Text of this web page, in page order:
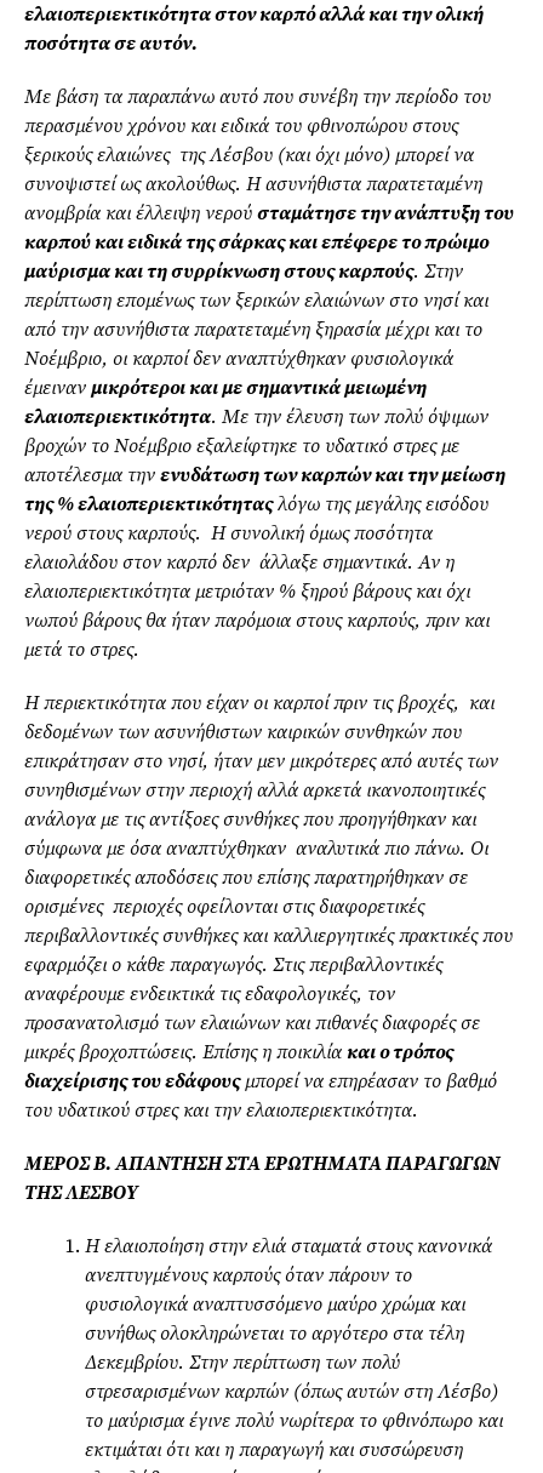
ελαιοπεριεκτικότητα στον καρπό αλλά και την ολική
ποσότητα σε αυτόν.
Με βάση τα παραπάνω αυτό που συνέβη την περίοδο του
περασμένου χρόνου και ειδικά του φθινοπώρου στους
ξερικούς ελαιώνες της Λέσβου (και όχι μόνο) μπορεί να
συνοψιστεί ως ακολούθως. Η ασυνήθιστα παρατεταμένη
ανομβρία και έλλειψη νερού σταμάτησε την ανάπτυξη του
καρπού και ειδικά της σάρκας και επέφερε το πρώιμο
μαύρισμα και τη συρρίκνωση στους καρπούς. Στην
περίπτωση επομένως των ξερικών ελαιώνων στο νησί και
από την ασυνήθιστα παρατεταμένη ξηρασία μέχρι και το
Νοέμβριο, οι καρποί δεν αναπτύχθηκαν φυσιολογικά
έμειναν μικρότεροι και με σημαντικά μειωμένη
ελαιοπεριεκτικότητα. Με την έλευση των πολύ όψιμων
βροχών το Νοέμβριο εξαλείφτηκε το υδατικό στρες με
αποτέλεσμα την ενυδάτωση των καρπών και την μείωση
της % ελαιοπεριεκτικότηταςλόγω της μεγάλης εισόδου
νερού στους καρπούς. Η συνολική όμως ποσότητα
ελαιολάδου στον καρπό δεν άλλαξε σημαντικά. Αν η
ελαιοπεριεκτικότητα μετριόταν % ξηρού βάρους και όχι
νωπού βάρους θα ήταν παρόμοια στους καρπούς, πριν και
μετά το στρες.
Η περιεκτικότητα που είχαν οι καρποί πριν τις βροχές, και
δεδομένων των ασυνήθιστων καιρικών συνθηκών που
επικράτησαν στο νησί, ήταν μεν μικρότερες από αυτές των
συνηθισμένων στην περιοχή αλλά αρκετά ικανοποιητικές
ανάλογα με τις αντίξοες συνθήκες που προηγήθηκαν και
σύμφωνα με όσα αναπτύχθηκαν αναλυτικά πιο πάνω. Οι
διαφορετικές αποδόσεις που επίσης παρατηρήθηκαν σε
ορισμένες περιοχές οφείλονται στις διαφορετικές
περιβαλλοντικές συνθήκες και καλλιεργητικές πρακτικές που
εφαρμόζει ο κάθε παραγωγός. Στις περιβαλλοντικές
αναφέρουμε ενδεικτικά τις εδαφολογικές, τον
προσανατολισμό των ελαιώνων και πιθανές διαφορές σε
μικρές βροχοπτώσεις. Επίσης η ποικιλία και ο τρόπος
διαχείρισης του εδάφουςμπορεί να επηρέασαν το βαθμό
του υδατικού στρες και την ελαιοπεριεκτικότητα.
ΜΕΡΟΣ Β. ΑΠΑΝΤΗΣΗ ΣΤΑ ΕΡΩΤΗΜΑΤΑ ΠΑΡΑΓΩΓΩΝ
ΤΗΣ ΛΕΣΒΟΥ
Η ελαιοποίηση στην ελιά σταματά στους κανονικά
ανεπτυγμένους καρπούς όταν πάρουν το
φυσιολογικά αναπτυσσόμενο μαύρο χρώμα και
συνήθως ολοκληρώνεται το αργότερο στα τέλη
Δεκεμβρίου. Στην περίπτωση των πολύ
στρεσαρισμένων καρπών (όπως αυτών στη Λέσβο)
το μαύρισμα έγινε πολύ νωρίτερα το φθινόπωρο και
εκτιμάται ότι και η παραγωγή και συσσώρευση